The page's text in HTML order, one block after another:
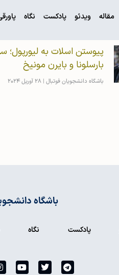
مقاله ویدئو پادکست نگاه
پیوستن اسلات به لیورپول؛
بارسلونا و بایرن مونیخ
باشگاه دانشجویان فوتبال 28 آوریل 2024
باشگاه
پادکست نگاه